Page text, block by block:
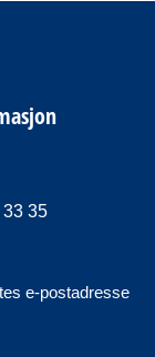
35
e-postadresse